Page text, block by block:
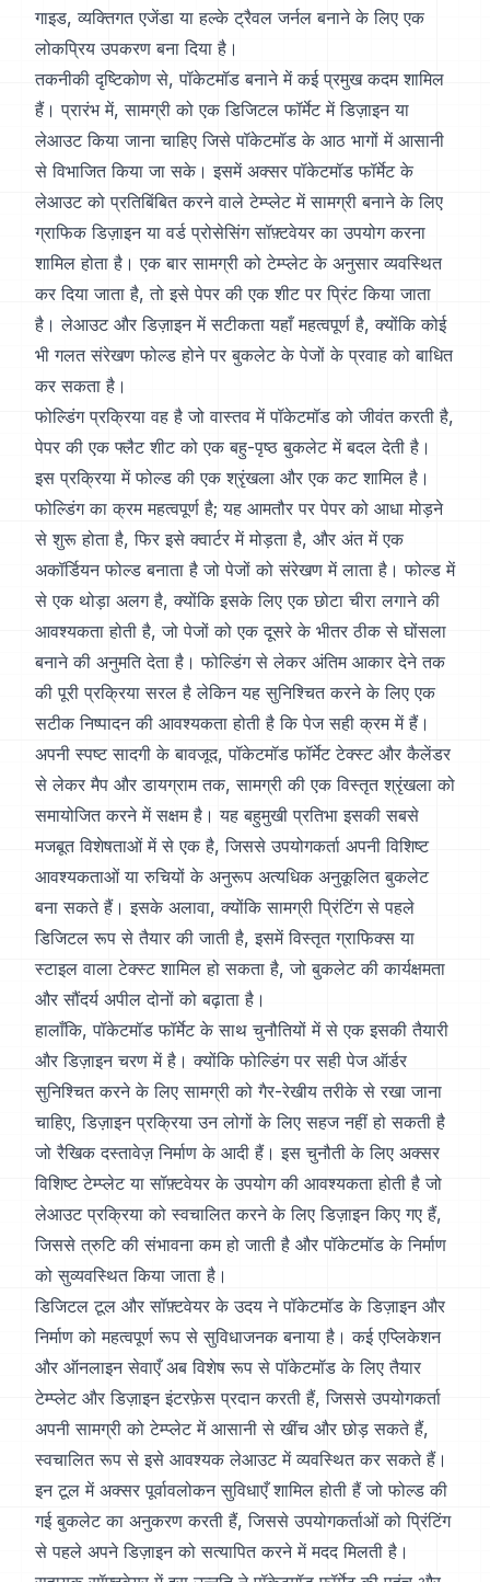
गाइड, व्यक्तिगत एजेंडा या हल्के ट्रैवल जर्नल बनाने के लिए एक
लोकप्रिय उपकरण बना दिया है।
तकनीकी दृष्टिकोण से, पॉकेटमॉड बनाने में कई प्रमुख कदम शामिल
हैं। प्रारंभ में, सामग्री को एक डिजिटल फॉर्मेट में डिज़ाइन या
लेआउट किया जाना चाहिए जिसे पॉकेटमॉड के आठ भागों में आसानी
से विभाजित किया जा सके। इसमें अक्सर पॉकेटमॉड फॉर्मेट के
लेआउट को प्रतिबिंबित करने वाले टेम्प्लेट में सामग्री बनाने के लिए
ग्राफिक डिज़ाइन या वर्ड प्रोसेसिंग सॉफ़्टवेयर का उपयोग करना
शामिल होता है। एक बार सामग्री को टेम्प्लेट के अनुसार व्यवस्थित
कर दिया जाता है, तो इसे पेपर की एक शीट पर प्रिंट किया जाता
है। लेआउट और डिज़ाइन में सटीकता यहाँ महत्वपूर्ण है, क्योंकि कोई
भी गलत संरेखण फोल्ड होने पर बुकलेट के पेजों के प्रवाह को बाधित
कर सकता है।
फोल्डिंग प्रक्रिया वह है जो वास्तव में पॉकेटमॉड को जीवंत करती है,
पेपर की एक फ्लैट शीट को एक बहु-पृष्ठ बुकलेट में बदल देती है।
इस प्रक्रिया में फोल्ड की एक श्रृंखला और एक कट शामिल है।
फोल्डिंग का क्रम महत्वपूर्ण है; यह आमतौर पर पेपर को आधा मोड़ने
से शुरू होता है, फिर इसे क्वार्टर में मोड़ता है, और अंत में एक
अकॉर्डियन फोल्ड बनाता है जो पेजों को संरेखण में लाता है। फोल्ड में
से एक थोड़ा अलग है, क्योंकि इसके लिए एक छोटा चीरा लगाने की
आवश्यकता होती है, जो पेजों को एक दूसरे के भीतर ठीक से घोंसला
बनाने की अनुमति देता है। फोल्डिंग से लेकर अंतिम आकार देने तक
की पूरी प्रक्रिया सरल है लेकिन यह सुनिश्चित करने के लिए एक
सटीक निष्पादन की आवश्यकता होती है कि पेज सही क्रम में हैं।
अपनी स्पष्ट सादगी के बावजूद, पॉकेटमॉड फॉर्मेट टेक्स्ट और कैलेंडर
से लेकर मैप और डायग्राम तक, सामग्री की एक विस्तृत श्रृंखला को
समायोजित करने में सक्षम है। यह बहुमुखी प्रतिभा इसकी सबसे
मजबूत विशेषताओं में से एक है, जिससे उपयोगकर्ता अपनी विशिष्ट
आवश्यकताओं या रुचियों के अनुरूप अत्यधिक अनुकूलित बुकलेट
बना सकते हैं। इसके अलावा, क्योंकि सामग्री प्रिंटिंग से पहले
डिजिटल रूप से तैयार की जाती है, इसमें विस्तृत ग्राफिक्स या
स्टाइल वाला टेक्स्ट शामिल हो सकता है, जो बुकलेट की कार्यक्षमता
और सौंदर्य अपील दोनों को बढ़ाता है।
हालाँकि, पॉकेटमॉड फॉर्मेट के साथ चुनौतियों में से एक इसकी तैयारी
और डिज़ाइन चरण में है। क्योंकि फोल्डिंग पर सही पेज ऑर्डर
सुनिश्चित करने के लिए सामग्री को गैर-रेखीय तरीके से रखा जाना
चाहिए, डिज़ाइन प्रक्रिया उन लोगों के लिए सहज नहीं हो सकती है
जो रैखिक दस्तावेज़ निर्माण के आदी हैं। इस चुनौती के लिए अक्सर
विशिष्ट टेम्प्लेट या सॉफ़्टवेयर के उपयोग की आवश्यकता होती है जो
लेआउट प्रक्रिया को स्वचालित करने के लिए डिज़ाइन किए गए हैं,
जिससे त्रुटि की संभावना कम हो जाती है और पॉकेटमॉड के निर्माण
को सुव्यवस्थित किया जाता है।
डिजिटल टूल और सॉफ़्टवेयर के उदय ने पॉकेटमॉड के डिज़ाइन और
निर्माण को महत्वपूर्ण रूप से सुविधाजनक बनाया है। कई एप्लिकेशन
और ऑनलाइन सेवाएँ अब विशेष रूप से पॉकेटमॉड के लिए तैयार
टेम्प्लेट और डिज़ाइन इंटरफ़ेस प्रदान करती हैं, जिससे उपयोगकर्ता
अपनी सामग्री को टेम्प्लेट में आसानी से खींच और छोड़ सकते हैं,
स्वचालित रूप से इसे आवश्यक लेआउट में व्यवस्थित कर सकते हैं।
इन टूल में अक्सर पूर्वावलोकन सुविधाएँ शामिल होती हैं जो फोल्ड की
गई बुकलेट का अनुकरण करती हैं, जिससे उपयोगकर्ताओं को प्रिंटिंग
से पहले अपने डिज़ाइन को सत्यापित करने में मदद मिलती है।